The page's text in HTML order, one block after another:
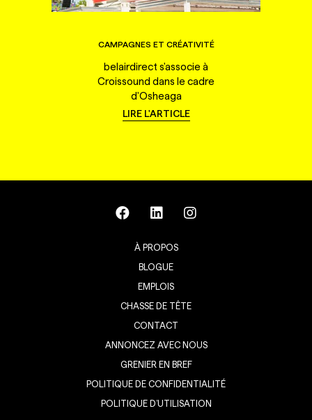
CAMPAGNES ET CRÉATIVITÉ
belairdirect s'associe à
Croissound dans le cadre
d'Osheaga
LIRE L'ARTICLE
À PROPOS
BLOGUE
EMPLOIS
CHASSE DE TÊTE
CONTACT
ANNONCEZ AVEC NOUS
GRENIER EN BREF
POLITIQUE DE CONFIDENTIALITÉ
POLITIQUE D’UTILISATION